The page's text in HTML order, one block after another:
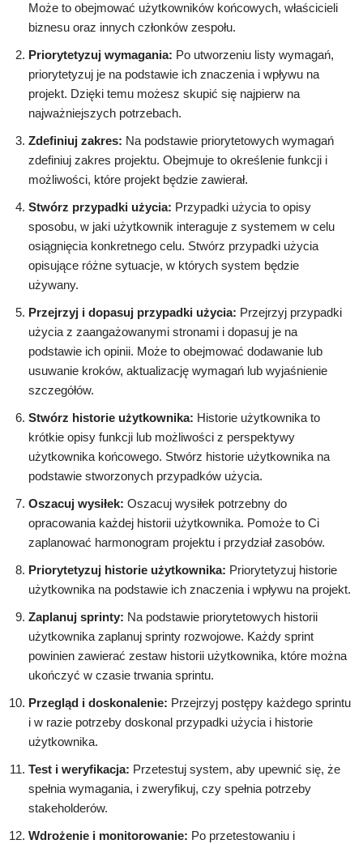
Może to obejmować użytkowników końcowych, właścicieli
biznesu oraz innych członków zespołu.
Priorytetyzuj wymagania: Po utworzeniu listy wymagań,
priorytetyzuj je na podstawie ich znaczenia i wpływu na
projekt. Dzięki temu możesz skupić się najpierw na
najważniejszych potrzebach.
Zdefiniuj zakres: Na podstawie priorytetowych wymagań
zdefiniuj zakres projektu. Obejmuje to określenie funkcji i
możliwości, które projekt będzie zawierał.
Stwórz przypadki użycia: Przypadki użycia to opisy
sposobu, w jaki użytkownik interaguje z systemem w celu
osiągnięcia konkretnego celu. Stwórz przypadki użycia
opisujące różne sytuacje, w których system będzie
używany.
Przejrzyj i dopasuj przypadki użycia: Przejrzyj przypadki
użycia z zaangażowanymi stronami i dopasuj je na
podstawie ich opinii. Może to obejmować dodawanie lub
usuwanie kroków, aktualizację wymagań lub wyjaśnienie
szczegółów.
Stwórz historie użytkownika: Historie użytkownika to
krótkie opisy funkcji lub możliwości z perspektywy
użytkownika końcowego. Stwórz historie użytkownika na
podstawie stworzonych przypadków użycia.
Oszacuj wysiłek: Oszacuj wysiłek potrzebny do
opracowania każdej historii użytkownika. Pomoże to Ci
zaplanować harmonogram projektu i przydział zasobów.
Priorytetyzuj historie użytkownika: Priorytetyzuj historie
użytkownika na podstawie ich znaczenia i wpływu na projekt.
Zaplanuj sprinty: Na podstawie priorytetowych historii
użytkownika zaplanuj sprinty rozwojowe. Każdy sprint
powinien zawierać zestaw historii użytkownika, które można
ukończyć w czasie trwania sprintu.
Przegląd i doskonalenie: Przejrzyj postępy każdego sprintu
i w razie potrzeby doskonal przypadki użycia i historie
użytkownika.
Test i weryfikacja: Przetestuj system, aby upewnić się, że
spełnia wymagania, i zweryfikuj, czy spełnia potrzeby
stakeholderów.
Wdrożenie i monitorowanie: Po przetestowaniu i